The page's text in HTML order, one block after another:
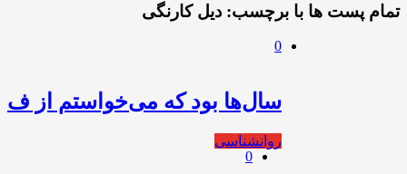
تمام پست ها با برچسب: دیل کارنگی
0
سال‌ها بود که می‌خواستم از ف
روانشناسی
0